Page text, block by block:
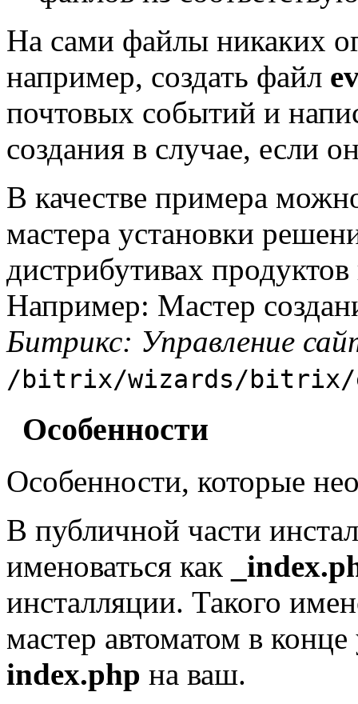
На сами файлы никаких
например, создать файл
почтовых событий и
создания в случае, если
В качестве примера
мастера установки
дистрибутивах
Например: Мастер
Битрикс: Управление
/bitrix/wizards/bitrix/
Особенности
Особенности, которые
В публичной части
именоваться как
инсталляции. Такого
мастер автоматом в
index.php на ваш.